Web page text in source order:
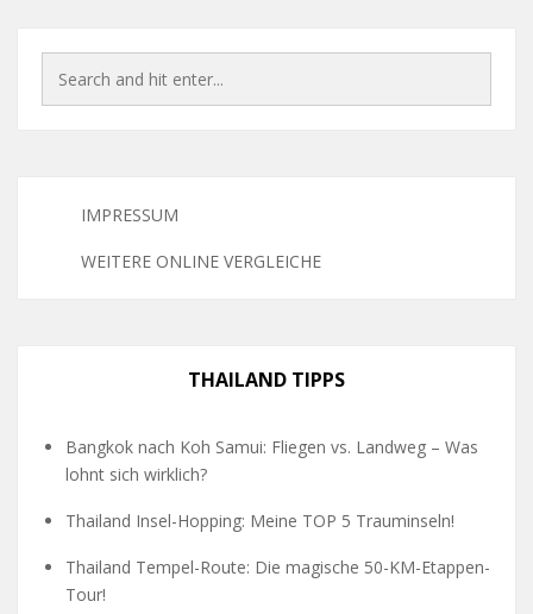
IMPRESSUM
WEITERE ONLINE VERGLEICHE
THAILAND TIPPS
Bangkok nach Koh Samui: Fliegen vs. Landweg – Was
lohnt sich wirklich?
Thailand Insel-Hopping: Meine TOP 5 Trauminseln!
Thailand Tempel-Route: Die magische 50-KM-Etappen-
Tour!